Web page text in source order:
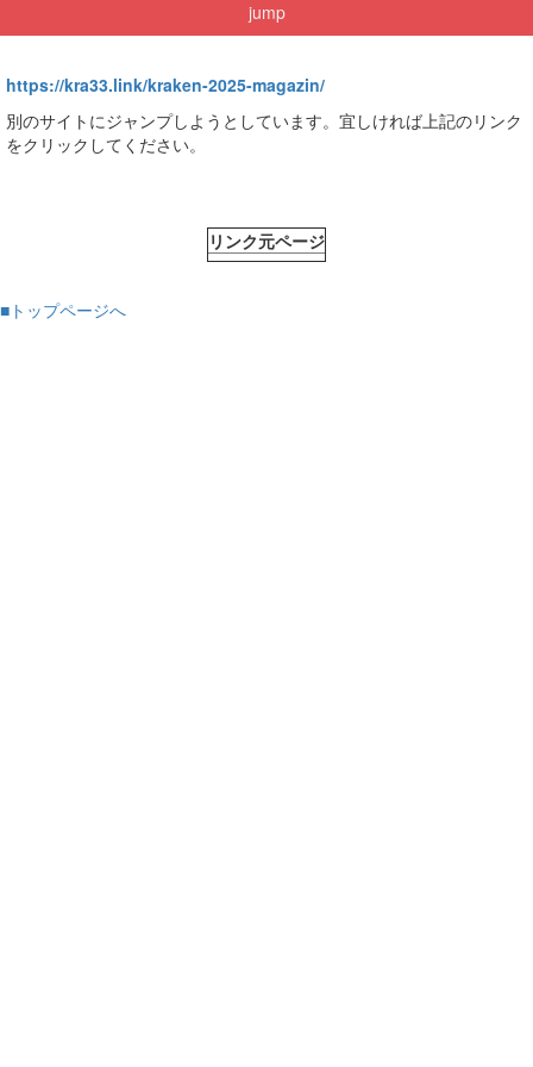
jump
https://kra33.link/kraken-2025-magazin/
別のサイトにジャンプしようとしています。宜しければ上記のリンク
をクリックしてください。
リンク元ページ
■トップページへ